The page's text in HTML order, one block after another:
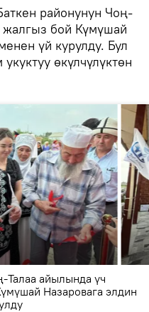
районунун Чоң-
жалгыз бой Күмүшай
үй курулду. Бул
өкүлчүлүктөн
Талаа айылында үч
Назаровага элдин